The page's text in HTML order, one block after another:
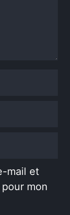
mail et
mon